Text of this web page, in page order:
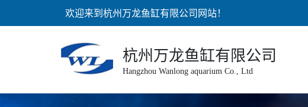
欢迎来到杭州万龙鱼缸有限公司网站！
杭州万龙鱼缸有限公司
Hangzhou Wanlong aquarium Co., Ltd